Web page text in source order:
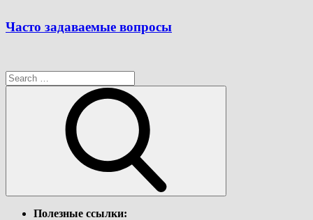
Часто задаваемые вопросы
Search
for:
Полезные ссылки: